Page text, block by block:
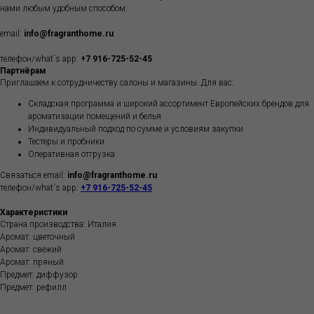
нами любым удобным способом:
email: info@fragranthome.ru
телефон/what`s app: +7 916-725-52-45
Партнёрам
Приглашаем к сотрудничеству салоны и магазины. Для вас:
Складская программа и широкий ассортимент Европейских брендов для
ароматизации помещений и белья
Индивидуальный подход по сумме и условиям закупки
Тестеры и пробники
Оперативная отгрузка
Связаться email: info@fragranthome.ru
телефон/what`s app: +7 916-725-52-45
Характеристики
Страна производства: Италия
Аромат: цветочный
Аромат: свежий
Аромат: пряный
Предмет: диффузор
Предмет: рефилл